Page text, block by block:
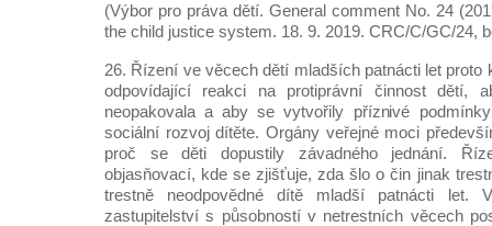
(Výbor pro práva dětí. General comment No. 24
the child justice system. 18. 9. 2019. CRC/C/GC/24,
26. Řízení ve věcech dětí mladších patnácti let proto
odpovídající reakci na protiprávní činnost dětí,
neopakovala a aby se vytvořily příznivé
sociální rozvoj dítěte. Orgány veřejné moci
proč se děti dopustily závadného jednání.
objasňovací, kde se zjišťuje, zda šlo o čin jinak
trestně neodpovědné dítě mladší patnácti let.
zastupitelství s působností v netrestních věcech